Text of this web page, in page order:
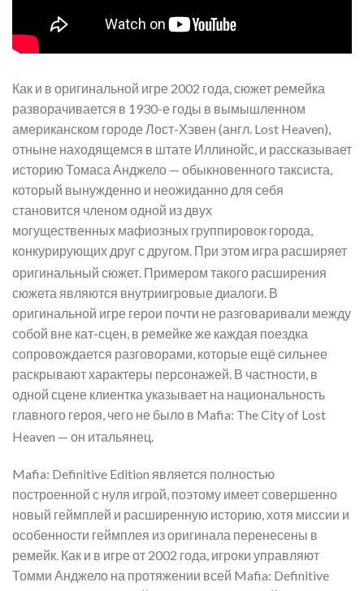
Как и в оригинальной игре 2002 года, сюжет ремейка
разворачивается в 1930-е годы в вымышленном
американском городе Лост-Хэвен (англ. Lost Heaven),
отныне находящемся в штате Иллинойс, и рассказывает
историю Томаса Анджело — обыкновенного таксиста,
который вынужденно и неожиданно для себя
становится членом одной из двух
могущественных мафиозных группировок города,
конкурирующих друг с другом. При этом игра расширяет
оригинальный сюжет. Примером такого расширения
сюжета являются внутриигровые диалоги. В
оригинальной игре герои почти не разговаривали между
собой вне кат-сцен, в ремейке же каждая поездка
сопровождается разговорами, которые ещё сильнее
раскрывают характеры персонажей. В частности, в
одной сцене клиентка указывает на национальность
главного героя, чего не было в Mafia: The City of Lost
Heaven — он итальянец.
Mafia: Definitive Edition является полностью
построенной с нуля игрой, поэтому имеет совершенно
новый геймплей и расширенную историю, хотя миссии и
особенности геймплея из оригинала перенесены в
ремейк. Как и в игре от 2002 года, игроки управляют
Томми Анджело на протяжении всей Mafia: Definitive